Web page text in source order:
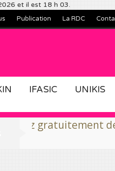
et il est 18 h 03.
Publication La RDC
IFASIC UNIKIS
des travaux